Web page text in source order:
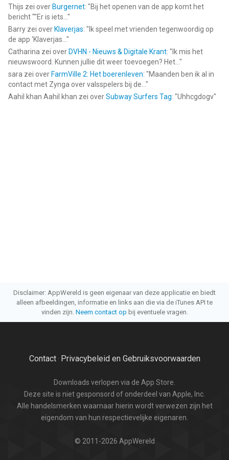
Thijs zei over Burgernet: "Bij het openen van de app komt het
bericht ""Er is iets... "
Barry zei over Klaverjas: " Ik speel met vrienden tegenwoordig op
de app ‘Klaverjas... "
Catharina zei over DVHN - Nieuws & Digitale Krant: " Ik mis het
nieuwswoord. Kunnen jullie dit weer toevoegen? Het... "
sara zei over FarmVille 2: Het boerenleven: "Maanden ben ik al in
contact met Zynga over valsspelers bij de... "
Aahil khan Aahil khan zei overSubway Surfers Tag: "Uhhcgdogv"
Disclaimer: AppWereld is geen eigenaar van deze applicatie en biedt
alleen afbeeldingen, informatie en links aan die via de iTunes API te
vinden zijn. Neem contact op bij eventuele vragen.
Contact· Privacybeleid en Gebruiksvoorwaarden
Downloads verlopen via de App Store.
Deze site is niet gesponsord of onderdeel van Apple, Inc.
Alle handelsmerken waarnaar hierin wordt verwezen zijn het
eigendom van hun respectievelijke eigenaren.
© 2011-2026 AppWereld